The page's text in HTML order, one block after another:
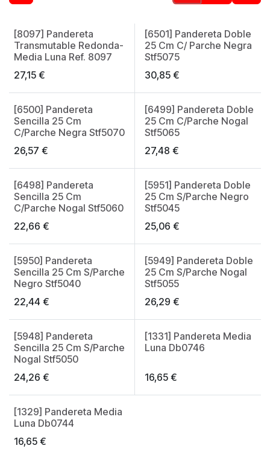
[8097] Pandereta
Transmutable Redonda-
Media Luna Ref. 8097
27,15 €
[6501] Pandereta Doble
25 Cm C/ Parche Negra
Stf5075
30,85€
[6500] Pandereta
Sencilla 25 Cm
C/Parche Negra Stf5070
26,57 €
[6499] Pandereta Doble
25 Cm C/Parche Nogal
Stf5065
27,48 €
[6498] Pandereta
Sencilla 25 Cm
C/Parche Nogal Stf5060
22,66 €
[5951] Pandereta Doble
25 Cm S/Parche Negro
Stf5045
25,06 €
[5950] Pandereta
Sencilla 25 Cm S/Parche
Negro Stf5040
22,44 €
[5949] Pandereta Doble
25 Cm S/Parche Nogal
Stf5055
26,29 €
[5948] Pandereta
Sencilla 25 Cm S/Parche
Nogal Stf5050
24,26 €
[1331] Pandereta Media
Luna Db0746
16,65€
[1329] Pandereta Media
Luna Db0744
16,65 €